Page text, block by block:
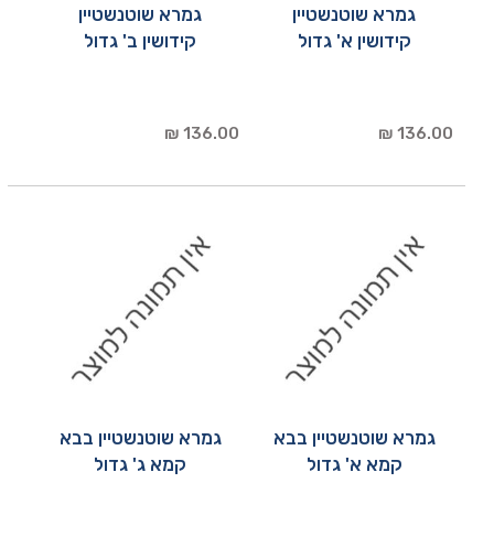
גמרא שוטנשטיין
קידושין א' גדול
136.00 ₪
גמרא שוטנשטיין
קידושין ב' גדול
136.00 ₪
גמרא שוטנשטיין בבא
קמא א' גדול
גמרא שוטנשטיין בבא
קמא ג' גדול